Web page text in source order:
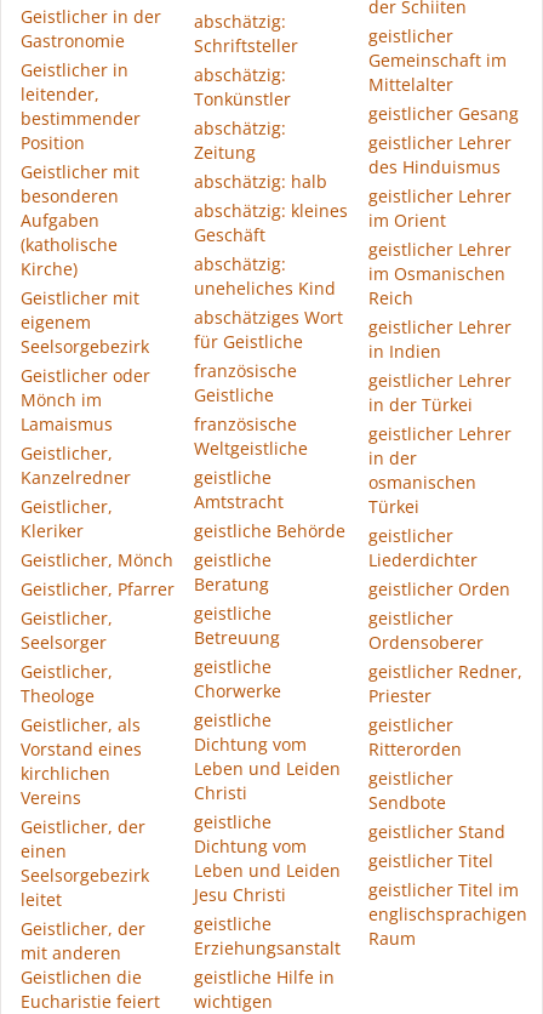
Geistlicher in der
Gastronomie
Geistlicher in
leitender,
bestimmender
Position
Geistlicher mit
besonderen
Aufgaben
(katholische
Kirche)
Geistlicher mit
eigenem
Seelsorgebezirk
Geistlicher oder
Mönch im
Lamaismus
Geistlicher,
Kanzelredner
Geistlicher,
Kleriker
Geistlicher, Mönch
Geistlicher, Pfarrer
Geistlicher,
Seelsorger
Geistlicher,
Theologe
Geistlicher, als
Vorstand eines
kirchlichen
Vereins
Geistlicher, der
einen
Seelsorgebezirk
leitet
Geistlicher, der
mit anderen
Geistlichen die
Eucharistie feiert
abschätzig:
Schriftsteller
abschätzig:
Tonkünstler
abschätzig:
Zeitung
abschätzig: halb
abschätzig: kleines
Geschäft
abschätzig:
uneheliches Kind
abschätziges Wort
für Geistliche
französische
Geistliche
französische
Weltgeistliche
geistliche
Amtstracht
geistliche Behörde
geistliche
Beratung
geistliche
Betreuung
geistliche
Chorwerke
geistliche
Dichtung vom
Leben und Leiden
Christi
geistliche
Dichtung vom
Leben und Leiden
Jesu Christi
geistliche
Erziehungsanstalt
geistliche Hilfe in
wichtigen
der Schiiten
geistlicher
Gemeinschaft im
Mittelalter
geistlicher Gesang
geistlicher Lehrer
des Hinduismus
geistlicher Lehrer
im Orient
geistlicher Lehrer
im Osmanischen
Reich
geistlicher Lehrer
in Indien
geistlicher Lehrer
in der Türkei
geistlicher Lehrer
in der
osmanischen
Türkei
geistlicher
Liederdichter
geistlicher Orden
geistlicher
Ordensoberer
geistlicher Redner,
Priester
geistlicher
Ritterorden
geistlicher
Sendbote
geistlicher Stand
geistlicher Titel
geistlicher Titel im
englischsprachigen
Raum